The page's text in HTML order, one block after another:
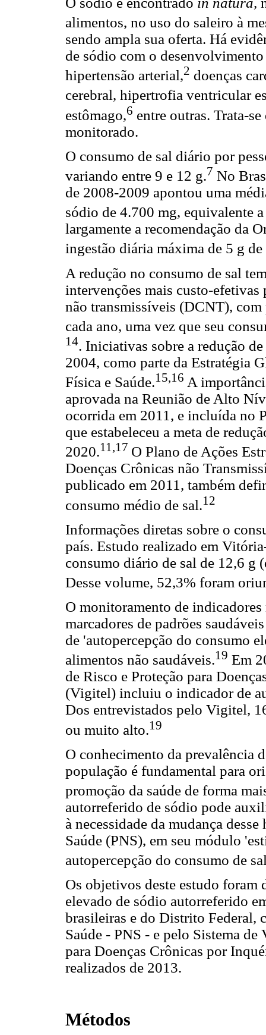
alimentos, no uso do saleiro à
sendo ampla sua oferta. Há
de sódio com o
hipertensão arterial,2 doenças
cerebral, hipertrofia ventricular
estômago,6 entre outras. Trata-
monitorado.
O consumo de sal diário por
variando entre 9 e 12 g.7 No
de 2008-2009 apontou uma
sódio de 4.700 mg, equivalente
largamente a recomendação da
ingestão diária máxima de 5 g
A redução no consumo de sal
intervenções mais custo-efetivas
não transmissíveis (DCNT),
cada ano, uma vez que seu
14. Iniciativas sobre a redução
2004, como parte da Estratégia
Física e Saúde.15,16 A
aprovada na Reunião de Alto
ocorrida em 2011, e incluída no
que estabeleceu a meta de
2020.11,17 O Plano de Ações
Doenças Crônicas não
publicado em 2011, também
consumo médio de sal.12
Informações diretas sobre o
país. Estudo realizado em
consumo diário de sal de 12,6
Desse volume, 52,3% foram
O monitoramento de
marcadores de padrões
de 'autopercepção do consumo
alimentos não saudáveis.19 Em
de Risco e Proteção para
(Vigitel) incluiu o indicador de
Dos entrevistados pelo Vigitel,
ou muito alto.19
O conhecimento da prevalência
população é fundamental para
promoção da saúde de forma
autorreferido de sódio pode
à necessidade da mudança
Saúde (PNS), em seu módulo
autopercepção do consumo de
Os objetivos deste estudo foram
elevado de sódio autorreferido
brasileiras e do Distrito Federal,
Saúde - PNS - e pelo Sistema
para Doenças Crônicas por
realizados de 2013.
Métodos